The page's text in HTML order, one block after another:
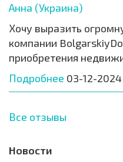
Анна (Украина)
Хочу выразить
компании
приобретения
Подробнее 03-12-2024
Все отзывы
Новости